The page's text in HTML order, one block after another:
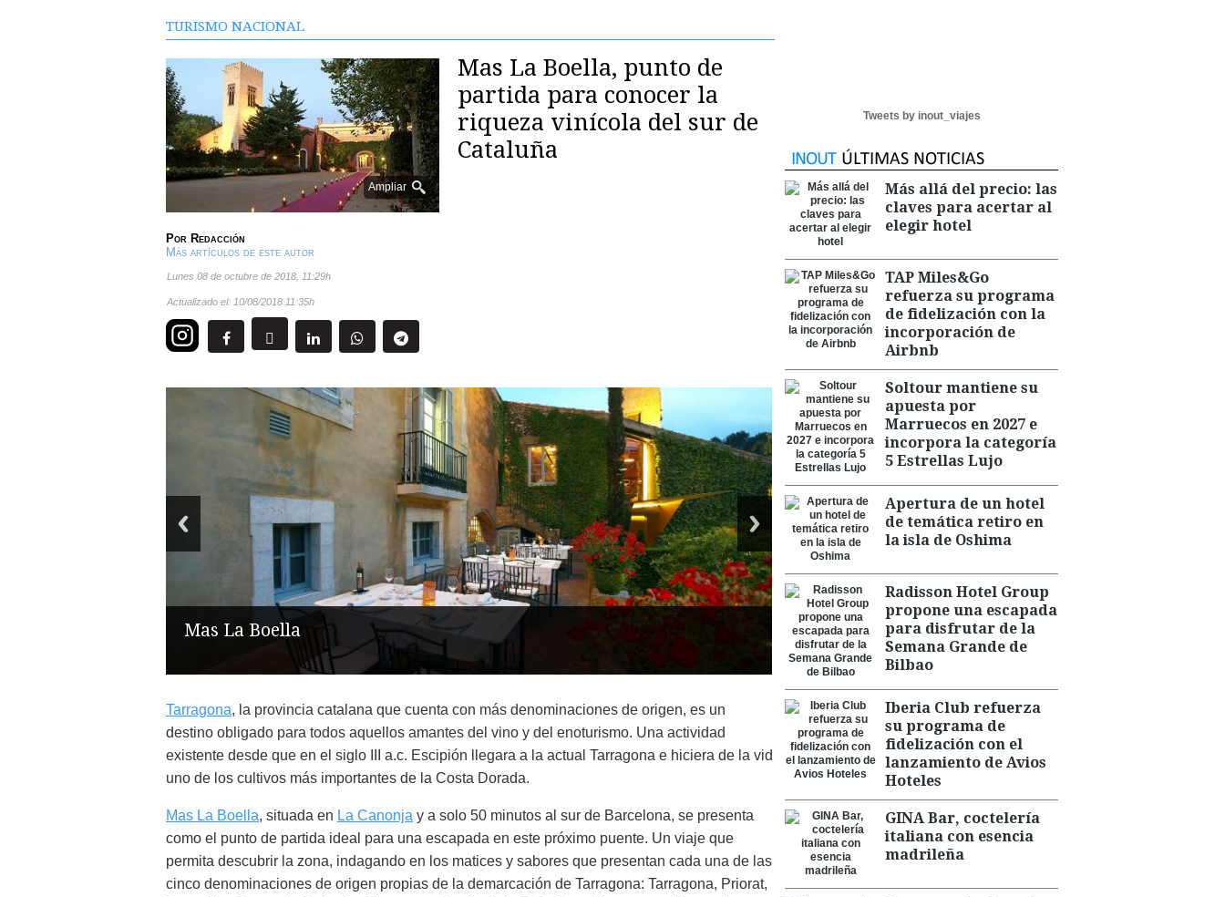
TURISMO NACIONAL
Ampliar
Mas La Boella, punto de
partida para conocer la
riqueza vinícola del sur de
Cataluña
Por Redacción
Más artículos de este autor
lunes 08 de octubre de 2018 11:29h
Actualizado el: 10/08/2018 11:35h
Mas La Boella
Tarragona, la provincia catalana que cuenta con más denominaciones de origen, es un
destino obligado para todos aquellos amantes del vino y del enoturismo. Una actividad
existente desde que en el siglo III a.c. Escipión llegara a la actual Tarragona e hiciera de la vid
uno de los cultivos más importantes de la Costa Dorada.
Mas La Boella, situada en La Canonja y a solo 50 minutos al sur de Barcelona, se presenta
como el punto de partida ideal para una escapada en este próximo puente. Un viaje que
permita descubrir la zona, indagando en los matices y sabores que presentan cada una de las
cinco denominaciones de origen propias de la demarcación de Tarragona: Tarragona, Priorat,
Tweets by inout_viajes
Más allá del precio: las
claves para acertar al
elegir hotel
TAP Miles&Go
refuerza su programa
de fidelización con la
incorporación de
Airbnb
Soltour mantiene su
apuesta por
Marruecos en 2027 e
incorpora la categoría
5 Estrellas Lujo
Apertura de un hotel
de temática retiro en
la isla de Oshima
Radisson Hotel Group
propone una escapada
para disfrutar de la
Semana Grande de
Bilbao
Iberia Club refuerza
su programa de
fidelización con el
lanzamiento de Avios
Hoteles
GINA Bar, coctelería
italiana con esencia
madrileña